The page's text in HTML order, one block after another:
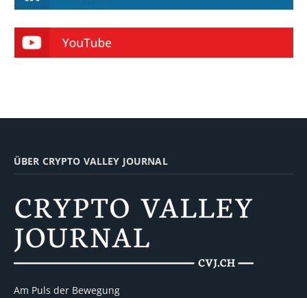
ÜBER CRYPTO VALLEY JOURNAL
Am Puls der Bewegung